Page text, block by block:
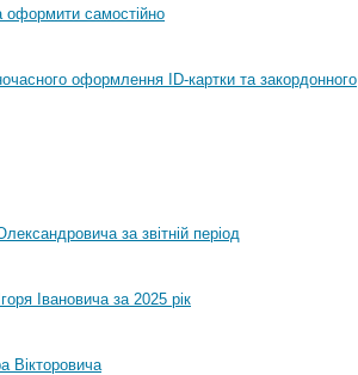
оформити самостійно
оформлення ID-картки та закордонного
за звітній період
Івановича за 2025 рік
Вікторовича